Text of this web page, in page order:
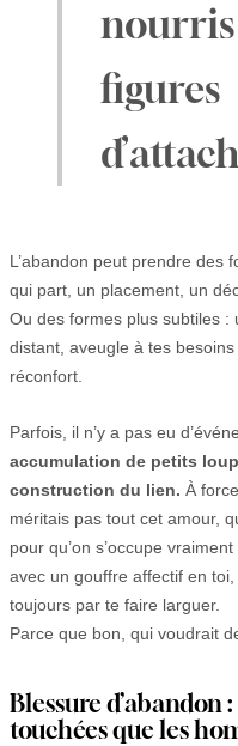
nourris
figures
L’abandon peut prendre des
qui part, un placement, un
Ou des formes plus subtiles :
distant, aveugle à tes
réconfort.
Parfois, il n’y a pas eu
accumulation de petits
construction du lien. À
méritais pas tout cet amour,
pour qu’on s’occupe
avec un gouffre affectif en
toujours par te faire larguer.
Parce que bon, qui voudrait
Blessure d’abandon
touchées que les